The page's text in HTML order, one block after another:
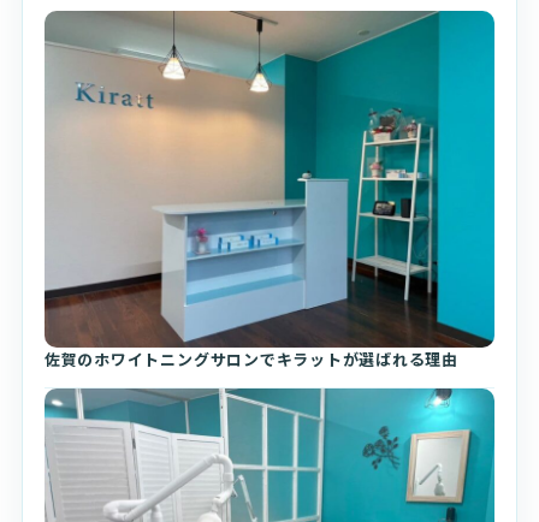
佐賀のホワイトニングサロンでキラットが選ばれる理由